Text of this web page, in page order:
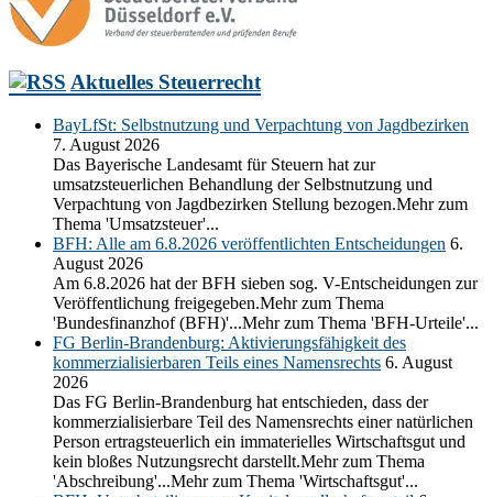
Aktuelles Steuerrecht
BayLfSt: Selbstnutzung und Verpachtung von Jagdbezirken
7. August 2026
Das Bayerische Landesamt für Steuern hat zur
umsatzsteuerlichen Behandlung der Selbstnutzung und
Verpachtung von Jagdbezirken Stellung bezogen.Mehr zum
Thema 'Umsatzsteuer'...
BFH: Alle am 6.8.2026 veröffentlichten Entscheidungen 6.
August 2026
Am 6.8.2026 hat der BFH sieben sog. V-Entscheidungen zur
Veröffentlichung freigegeben.Mehr zum Thema
'Bundesfinanzhof (BFH)'...Mehr zum Thema 'BFH-Urteile'...
FG Berlin-Brandenburg: Aktivierungsfähigkeit des
kommerzialisierbaren Teils eines Namensrechts 6. August
2026
Das FG Berlin-Brandenburg hat entschieden, dass der
kommerzialisierbare Teil des Namensrechts einer natürlichen
Person ertragsteuerlich ein immaterielles Wirtschaftsgut und
kein bloßes Nutzungsrecht darstellt.Mehr zum Thema
'Abschreibung'...Mehr zum Thema 'Wirtschaftsgut'...